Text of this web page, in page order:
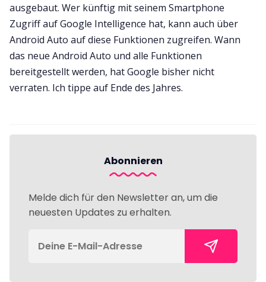
ausgebaut. Wer künftig mit seinem Smartphone
Zugriff auf Google Intelligence hat, kann auch über
Android Auto auf diese Funktionen zugreifen. Wann
das neue Android Auto und alle Funktionen
bereitgestellt werden, hat Google bisher nicht
verraten. Ich tippe auf Ende des Jahres.
Abonnieren
Melde dich für den Newsletter an, um die
neuesten Updates zu erhalten.